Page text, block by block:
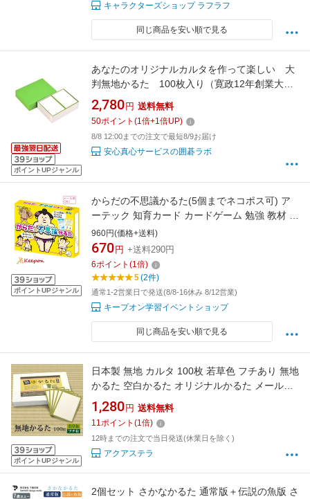
キャラクターズショップ ラフラフ
同じ商品を安い順で見る
ポイントUPジャンル
あなたのオリジナルカルタを作って楽しい 大
判無地かるた 100枚入り（寛政12年創業大石
天狗堂）
2,780 円 送料無料
50ポイント (1倍+1倍UP)
8/8 12:00までの注文で最短8/9お届け
安心真心サービスの囲碁ラボ
ポイントUPジャンル
からだの不思議かるた(5個までネコポス可) ア
ーテック 知育カード カードゲーム 勉強 教材 カ
ルタ 小学生 幼稚園 保育園 子ども おもしろ お
正月 体
960円(価格+送料)
670 円 +送料290円
6ポイント (1倍)
5(2件)
通常1-2営業日で発送(8/8-16休み 8/12営業)
キープオン学習イベントショップ
同じ商品を安い順で見る
ポイントUPジャンル
日本製 無地 カルタ 100枚 若草色 フチあり 無地
かるた 空白かるた オリジナルかるた メール便
発送
1,280 円 送料無料
11ポイント (1倍)
12時までの注文で当日発送(休業日を除く)
アクアステラ
2個セット さかなかるた 通常版＋伝説の魚版 さ